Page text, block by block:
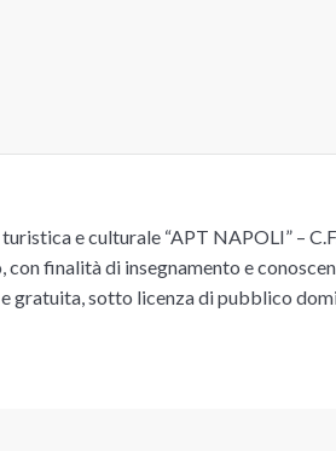
e culturale “APT NAPOLI” –
finalità di insegnamento e
gratuita, sotto licenza di pubblico